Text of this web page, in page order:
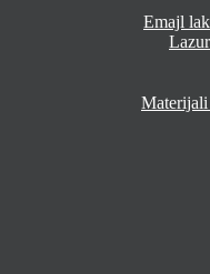
Emajl
Materijali